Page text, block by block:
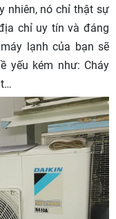
nhiên, nó chỉ thật sự
chỉ uy tín và đáng
lạnh của bạn sẽ
yếu kém như: Cháy